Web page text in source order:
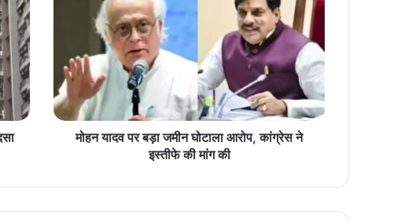
र
ब
न
मोहन यादव पर बड़ा जमीन घोटाला आरोप, कांग्रेस ने
इस्तीफे की मांग की